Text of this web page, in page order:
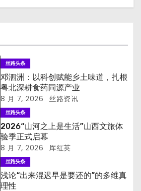
丝路头条
邓泗洲：以科创赋能乡土味道，扎根
粤北深耕食药同源产业
8 月 7, 2026 丝路资讯
丝路头条
2026“山河之上是生活”山西文旅体
验季正式启幕
8 月 7, 2026 厍红英
丝路头条
浅论“出来混迟早是要还的”的多维真
理性